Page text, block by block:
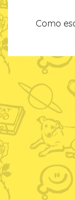
Como